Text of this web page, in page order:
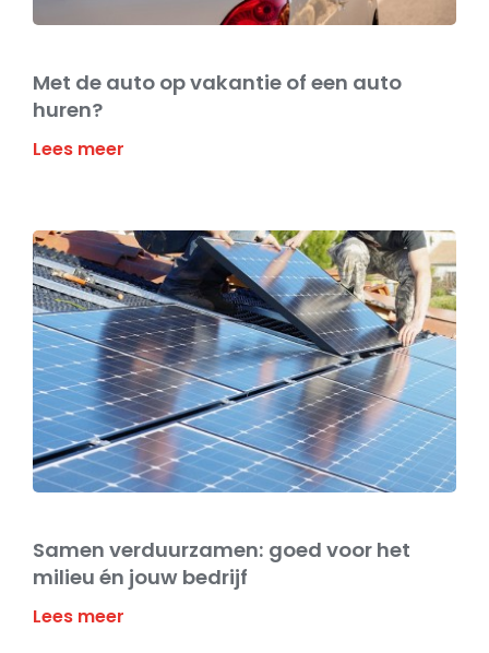
Met de auto op vakantie of een auto
huren?
Lees meer
Samen verduurzamen: goed voor het
milieu én jouw bedrijf
Lees meer